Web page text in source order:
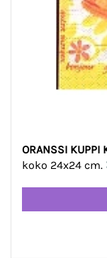
ORANSSI KUPPI
koko 24x24 cm.